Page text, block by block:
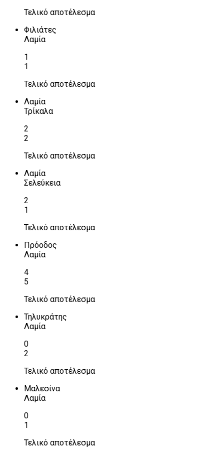
Τελικό αποτέλεσμα
Φιλιάτες
Λαμία
1
1
Τελικό αποτέλεσμα
Λαμία
Τρίκαλα
2
2
Τελικό αποτέλεσμα
Λαμία
Σελεύκεια
2
1
Τελικό αποτέλεσμα
Πρόοδος
Λαμία
4
5
Τελικό αποτέλεσμα
Τηλυκράτης
Λαμία
0
2
Τελικό αποτέλεσμα
Μαλεσίνα
Λαμία
0
1
Τελικό αποτέλεσμα